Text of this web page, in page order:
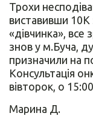
Трохи
виставивши 10К
«дівчинка», все
знов у м.Буча,
призначили на
Консультація
вівторок, о
Марина Д.